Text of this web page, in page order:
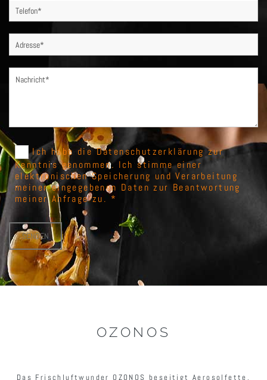
Ich habe die Datenschutzerklärung zur
Kenntnis genommen. Ich stimme einer
elektronischen Speicherung und Verarbeitung
meiner eingegebenen Daten zur Beantwortung
meiner Anfrage zu. *
OZONOS
Das Frischluftwunder OZONOS beseitigt Aerosolfette,